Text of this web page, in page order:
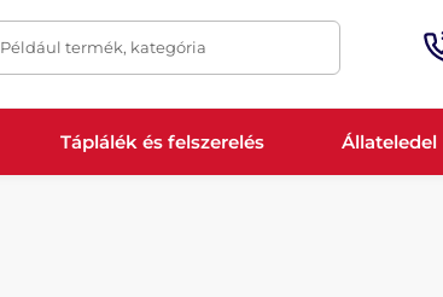
Például termék, kategória
Táplálék és felszerelés Állateledel